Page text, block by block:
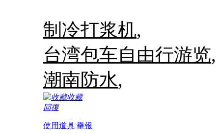
制冷打浆机,
台湾包车自由行游览,
潮南防水,
收藏
回復
使用道具 舉報